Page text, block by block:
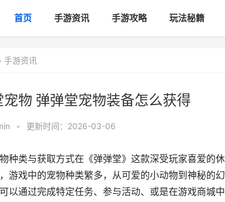
首页 手游资讯 手游攻略 玩法秘籍
手游资讯
宠物 弹弹堂宠物装备怎么获得
• 更新时间：2026-03-06
种类与获取方式在《弹弹堂》这款深受玩家喜爱的
游戏中的宠物种类繁多，从可爱的小动物到神秘的
以通过完成特定任务、参与活动、或是在游戏商城